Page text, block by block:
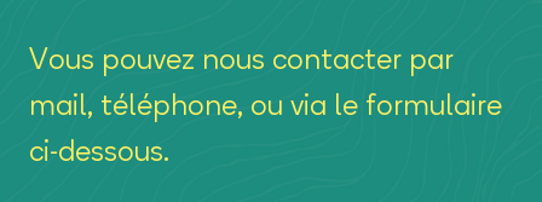
Vous pouvez nous contacter par
mail, téléphone, ou via le formulaire
ci-dessous.